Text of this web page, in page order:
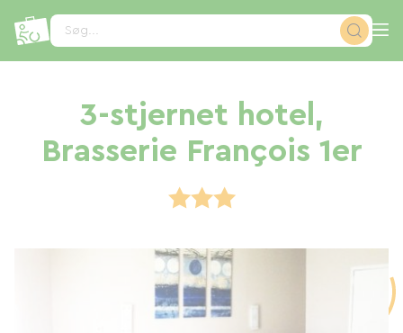
Søg...
3-stjernet hotel,
Brasserie François 1er
CCookie-styringspanel